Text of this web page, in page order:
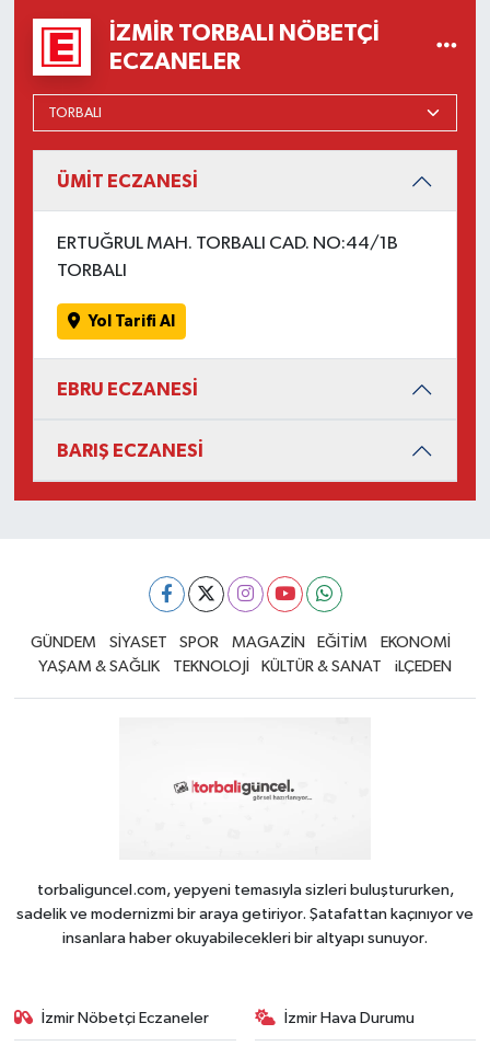
İZMIR TORBALI NÖBETÇI
ECZANELER
ÜMİT ECZANESİ
ERTUĞRUL MAH. TORBALI CAD. NO:44/1B
TORBALI
Yol Tarifi Al
EBRU ECZANESİ
BARIŞ ECZANESİ
GÜNDEM SİYASET SPOR MAGAZİN EĞİTİM
EKONOMİ
YAŞAM & SAĞLIK
TEKNOLOJİ KÜLTÜR & SANAT iLÇEDEN
torbaliguncel.com, yepyeni temasıyla sizleri buluştururken,
sadelik ve modernizmi bir araya getiriyor. Şatafattan kaçınıyor ve
insanlara haber okuyabilecekleri bir altyapı sunuyor.
İzmir Nöbetçi Eczaneler İzmir Hava Durumu